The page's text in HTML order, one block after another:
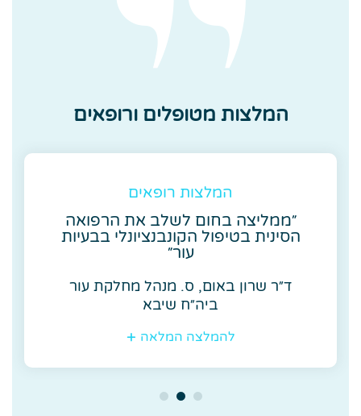
המלצות מטופלים ורופאים
המלצות רופאים
״ממליצה בחום לשלב את הרפואה
הסינית בטיפול הקונבנציונלי בבעיות
עור״
ד״ר שרון באום, ס. מנהל מחלקת עור
ביה״ח שיבא
להמלצה המלאה